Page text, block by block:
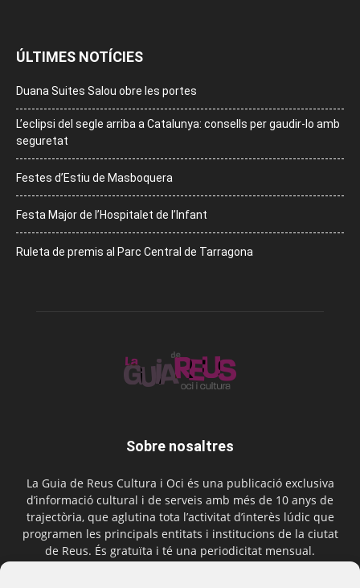
ÚLTIMES NOTÍCIES
Duana Suites Salou obre les portes
L’eclipsi del segle arriba a Catalunya: consells per gaudir-lo amb
seguretat
Festes d’Estiu de Masboquera
Festa Major de l’Hospitalet de l’Infant
Ruleta de premis al Parc Central de Tarragona
Sobre nosaltres
La Guia de Reus Cultura i Oci és una publicació exclusiva
d’informació cultural i de serveis amb més de 10 anys de
trajectòria, que aglutina tota l’activitat d’interès lúdic que
programen les principals entitats i institucions de la ciutat
de Reus. És gratuïta i té una periodicitat mensual.